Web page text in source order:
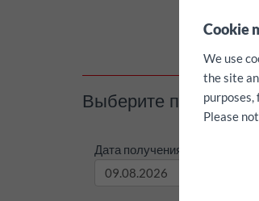
Выберите период
Дата получения:
Cookie
We use
the site
Please